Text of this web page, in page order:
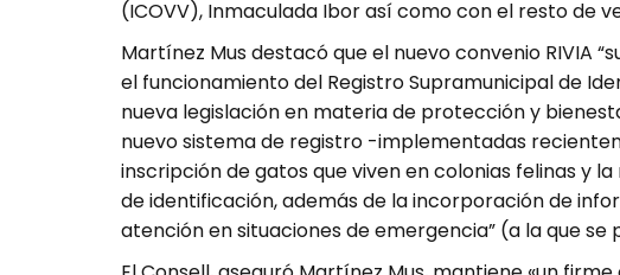
(ICOVV), Inmaculada Ibor así como con el resto de
Martínez Mus destacó que el nuevo convenio RIVIA
el funcionamiento del Registro Supramunicipal de
nueva legislación en materia de protección y
nuevo sistema de registro -implementadas
inscripción de gatos que viven en colonias felinas y
de identificación, además de la incorporación de
atención en situaciones de emergencia” (a la que